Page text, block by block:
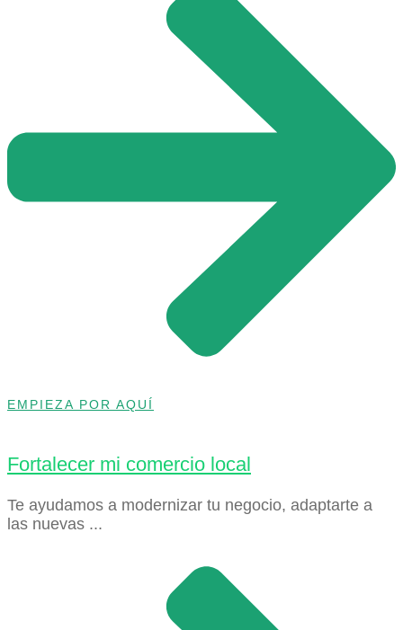
EMPIEZA POR AQUÍ
Fortalecer mi comercio local
Te ayudamos a modernizar tu negocio, adaptarte a
las nuevas ...